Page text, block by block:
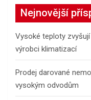
h
Nejnovější
Vysoké teploty
výrobci klimatizací
Prodej darované
vysokým odvodům